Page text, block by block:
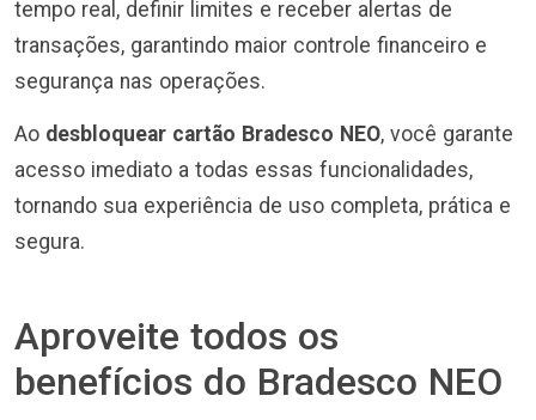
tempo real, definir limites e receber alertas de
transações, garantindo maior controle financeiro e
segurança nas operações.
Ao desbloquear cartão Bradesco NEO, você garante
acesso imediato a todas essas funcionalidades,
tornando sua experiência de uso completa, prática e
segura.
Aproveite todos os
benefícios do Bradesco NEO